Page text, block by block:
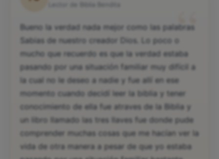
“
Bueno la verdad nada mejor como las palabras
Sabias de nuestro creador Dios. Lo poco o
mucho que recuerdo es que la verdad estaba
pasando por una situación familiar muy difícil a
la cual no le deseo a nadie y fue allí en ese
momento cuando decidí leer la biblia y tener
conocimiento de ella fue atraves de la Biblia y
un libro llamado las tres llaves fue donde pude
comprender muchas cosas que me hacían ver la
vida de otra manera a pesar de que yo estaba